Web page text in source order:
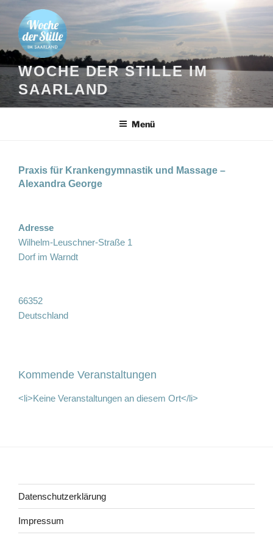
Inhalt
springen
WOCHE DER STILLE IM
SAARLAND
Menü
Praxis für Krankengymnastik und Massage –
Alexandra George
Adresse
Wilhelm-Leuschner-Straße 1
Dorf im Warndt
66352
Deutschland
Kommende Veranstaltungen
<li>Keine Veranstaltungen an diesem Ort</li>
Datenschutzerklärung
Impressum